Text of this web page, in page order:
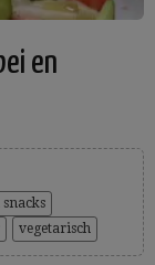
en
snacks
vegetarisch